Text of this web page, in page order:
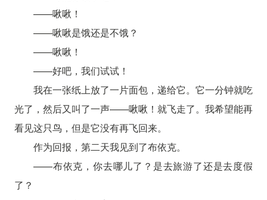
——啾啾！
——啾啾是饿还是不饿？
——啾啾！
——好吧，我们试试！
我在一张纸上放了一片面包，递给它。它一分钟就吃
光了，然后又叫了一声——啾啾！就飞走了。我希望能再
看见这只鸟，但是它没有再飞回来。
作为回报，第二天我见到了布依克。
——布依克，你去哪儿了？是去旅游了还是去度假
了？